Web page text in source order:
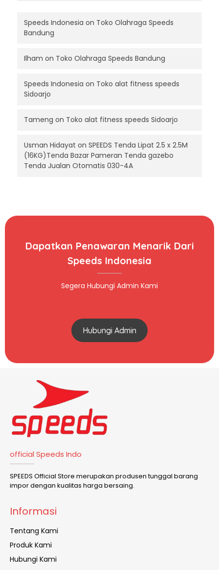
Speeds Indonesia on Toko Olahraga Speeds
Bandung
Ilham on Toko Olahraga Speeds Bandung
Speeds Indonesia on Toko alat fitness speeds
Sidoarjo
Tameng on Toko alat fitness speeds Sidoarjo
Usman Hidayat on SPEEDS Tenda Lipat 2.5 x 2.5M
(16KG)Tenda Bazar Pameran Tenda gazebo
Tenda Jualan Otomatis 030-4A
Dapatkan Penawaran Menarik Dari
Speeds Indonesia
Segera Hubungi Admin Kami
Hubungi Admin
official Speeds Indo
SPEEDS Official Store merupakan produsen tunggal barang
impor dengan kualitas harga bersaing.
Informasi
Tentang Kami
Produk Kami
Hubungi Kami